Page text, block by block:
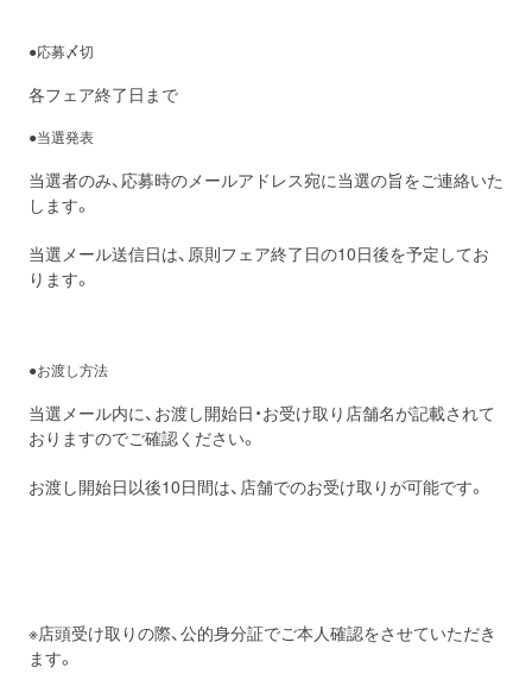
●応募〆切
各フェア終了日まで
●当選発表
当選者のみ、応募時のメールアドレス宛に当選の旨をご連絡いた
します。
当選メール送信日は、原則フェア終了日の10日後を予定してお
ります。
●お渡し方法
当選メール内に、お渡し開始日・お受け取り店舗名が記載されて
おりますのでご確認ください。
お渡し開始日以後10日間は、店舗でのお受け取りが可能です。
※店頭受け取りの際、公的身分証でご本人確認をさせていただき
ます。